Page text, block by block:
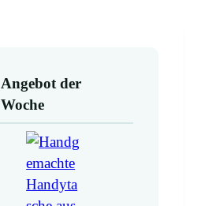
Angebot der
Woche